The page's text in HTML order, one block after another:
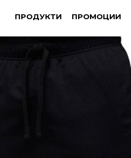
ПРОДУКТИ ПРОМОЦИИ